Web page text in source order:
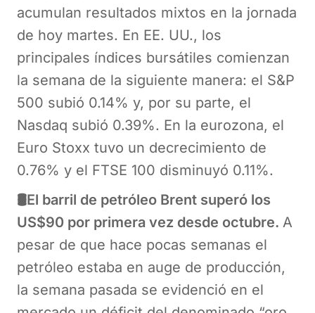
acumulan resultados mixtos en la jornada
de hoy martes. En EE. UU., los
principales índices bursátiles comienzan
la semana de la siguiente manera: el S&P
500 subió 0.14% y, por su parte, el
Nasdaq subió 0.39%. En la eurozona, el
Euro Stoxx tuvo un decrecimiento de
0.76% y el FTSE 100 disminuyó 0.11%.
🛢️El barril de petróleo Brent superó los
US$90 por primera vez desde octubre. A
pesar de que hace pocas semanas el
petróleo estaba en auge de producción,
la semana pasada se evidenció en el